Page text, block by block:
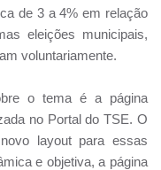
de 3 a 4% em relação
eleições municipais,
voluntariamente.
o tema é a página
no Portal do TSE. O
layout para essas
e objetiva, a página